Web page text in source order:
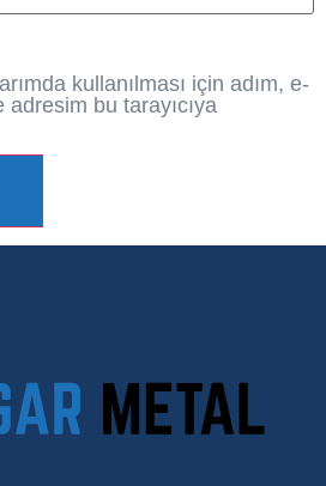
kullanılması için adım, e-
bu tarayıcıya